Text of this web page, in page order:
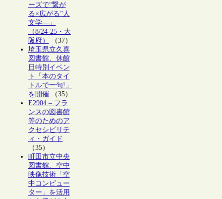
ーズで“繋が
る×広がる”人
文学―」
（8/24-25・大
阪府）
（37）
埼玉県立久喜
図書館、休館
日特別イベン
ト「本のタイ
トルで一句!」
を開催（35）
E2904 – フラ
ンスの図書館
等のためのア
クセシビリテ
ィ・ガイド
（35）
町田市立中央
図書館、空中
映像技術「空
中コンピュー
ター」を活用